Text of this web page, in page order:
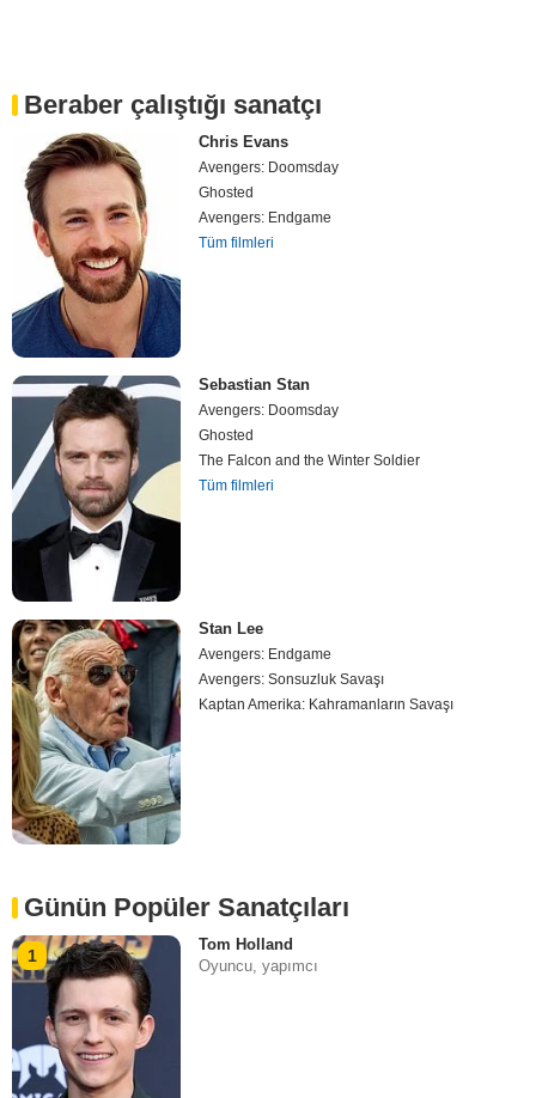
Beraber çalıştığı sanatçı
Chris Evans
Avengers: Doomsday
Ghosted
Avengers: Endgame
Tüm filmleri
Sebastian Stan
Avengers: Doomsday
Ghosted
The Falcon and the Winter Soldier
Tüm filmleri
Stan Lee
Avengers: Endgame
Avengers: Sonsuzluk Savaşı
Kaptan Amerika: Kahramanların Savaşı
Günün Popüler Sanatçıları
1
Tom Holland
Oyuncu, yapımcı